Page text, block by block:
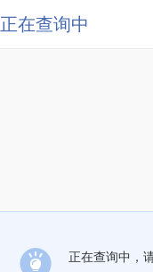
正在查询中
正在查询中，